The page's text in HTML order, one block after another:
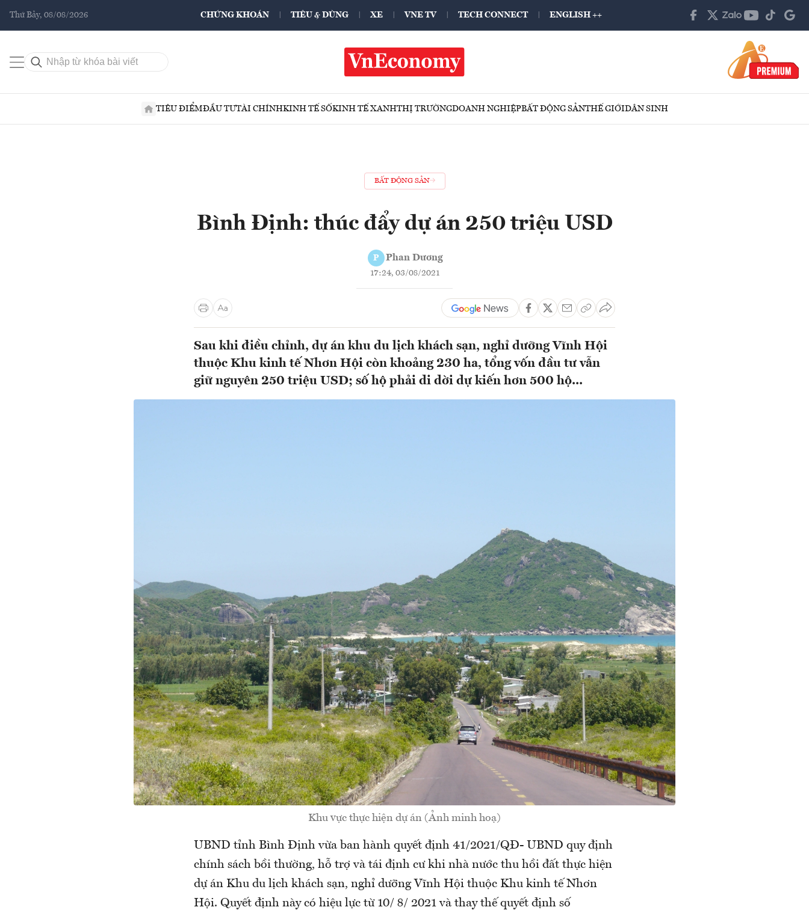
Thứ Bảy, 08/08/2026 CHỨNG KHOÁN TIÊU & DÙNG XE VNE TV TECH CONNECT ENGLISH ++
TIÊU ĐIỂMĐẦU TƯTÀI CHÍNHKINH TẾ SỐKINH TẾ XANHTHỊ TRƯỜNGDOANH NGHIỆPBẤT ĐỘNG SẢNTHẾ GIỚIDÂN SINH
BẤT ĐỘNG SẢN
Bình Định: thúc đẩy dự án 250 triệu USD
P Phan Dương
17:24, 03/08/2021
Sau khi điều chỉnh, dự án khu du lịch khách sạn, nghỉ dưỡng Vĩnh Hội
thuộc Khu kinh tế Nhơn Hội còn khoảng 230 ha, tổng vốn đầu tư vẫn
giữ nguyên 250 triệu USD; số hộ phải di dời dự kiến hơn 500 hộ...
Khu vực thực hiện dự án (Ảnh minh hoạ)
UBND tỉnh Bình Định vừa ban hành quyết định 41/2021/QĐ- UBND quy định
chính sách bồi thường, hỗ trợ và tái định cư khi nhà nước thu hồi đất thực hiện
dự án Khu du lịch khách sạn, nghỉ dưỡng Vĩnh Hội thuộc Khu kinh tế Nhơn
Hội. Quyết định này có hiệu lực từ 10/ 8/ 2021 và thay thế quyết định số